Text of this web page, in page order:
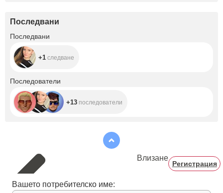
Последвани
Последвани
+1 следване
Последователи
+13 последователи
Влизане
Регистрация
Вашето потребителско име: